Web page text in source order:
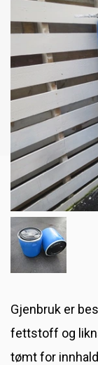
Fluebinding
Gratis
Nappa- og
Plastfat [utgått]
Gode påsketilbud
Gjenbruk er
fettstoff og
tømt for